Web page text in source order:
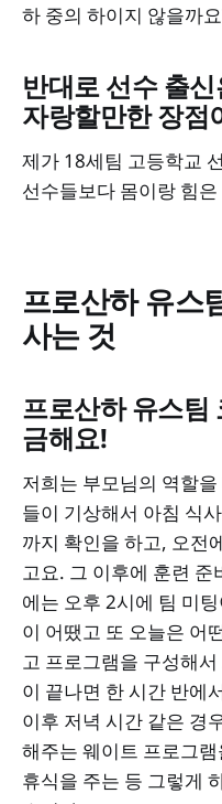
하 중의 하이지 않을까
반대로 선수 출
자랑할만한 장점
제가 18세팀 고등학교
선수들보다 몸이랑 힘
프로산하 유스
사는 것
프로산하 유스팀
금해요!
저희는 부모님의 역할
들이 기상해서 아침 식
까지 확인을 하고, 오전
고요. 그 이후에 훈련
에는 오후 2시에 팀 미
이 어땠고 또 오늘은 어
고 프로그램을 구성해
이 끝나면 한 시간 반에
이후 저녁 시간 같은 경
해주는 웨이트 프로그
휴식을 주는 등 그렇게